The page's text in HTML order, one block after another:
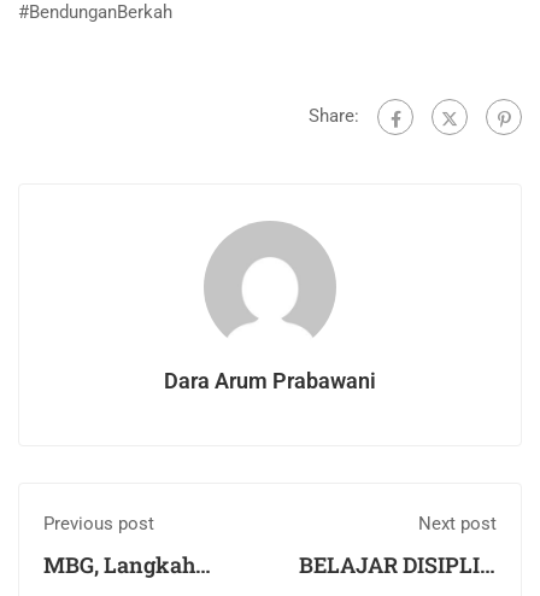
#BendunganBerkah
Share:
Dara Arum Prabawani
Previous post
MBG, Langkah
Next post
BELAJAR DISIPLIN